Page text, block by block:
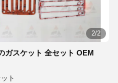
2/2
ガスケット 全セット OEM
ト